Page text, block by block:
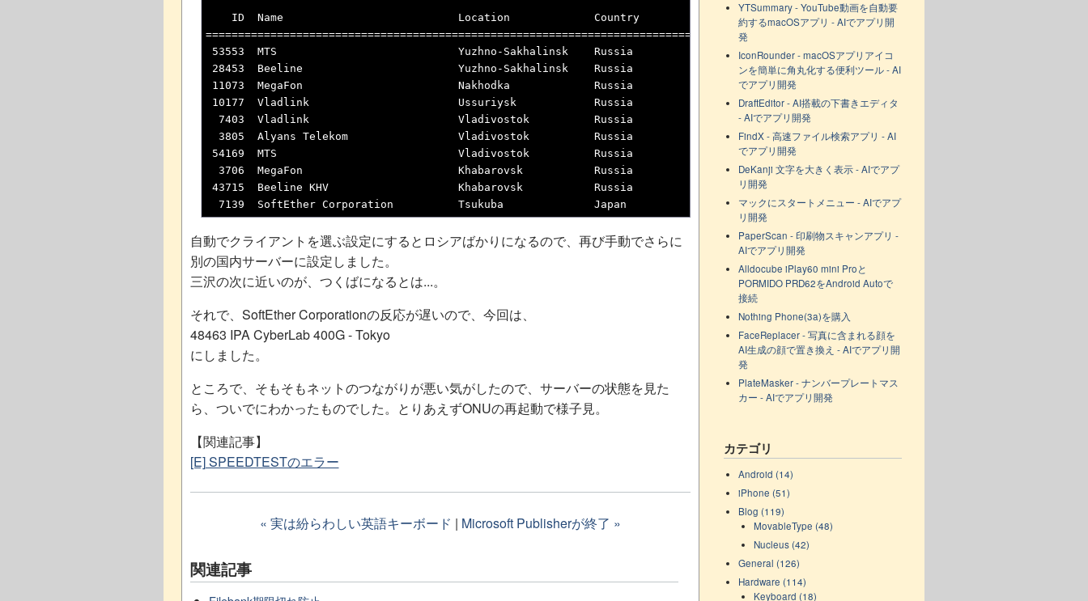
    ID  Name                           Location             Country
==============================================================================
53553  MTS                            Yuzhno-Sakhalinsk    Russia
28453  Beeline                        Yuzhno-Sakhalinsk    Russia
11073  MegaFon                        Nakhodka             Russia
10177  Vladlink                       Ussuriysk            Russia
  7403  Vladlink                       Vladivostok          Russia
  3805  Alyans Telekom                 Vladivostok          Russia
54169  MTS                            Vladivostok          Russia
  3706  MegaFon                        Khabarovsk           Russia
43715  Beeline KHV                    Khabarovsk           Russia
  7139  SoftEther Corporation          Tsukuba              Japan
自動でクライアントを選ぶ設定にするとロシアばかりになるので、再び手動でさらに
別の国内サーバーに設定しました。
三沢の次に近いのが、つくばになるとは...。
それで、SoftEther Corporationの反応が遅いので、今回は、
48463 IPA CyberLab 400G - Tokyo
にしました。
ところで、そもそもネットのつながりが悪い気がしたので、サーバーの状態を見た
ら、ついでにわかったものでした。とりあえずONUの再起動で様子見。
【関連記事】
[E] SPEEDTESTのエラー
« 実は紛らわしい英語キーボード | Microsoft Publisherが終了 »
関連記事
YTSummary - YouTube動画を自動要
約するmacOSアプリ - AIでアプリ開
発
IconRounder - macOSアプリアイコ
ンを簡単に角丸化する便利ツール - AI
でアプリ開発
DraftEditor - AI搭載の下書きエディタ
- AIでアプリ開発
FindX - 高速ファイル検索アプリ - AI
でアプリ開発
DeKanji 文字を大きく表示 - AIでアプ
リ開発
マックにスタートメニュー - AIでアプ
リ開発
PaperScan - 印刷物スキャンアプリ -
AIでアプリ開発
Alldocube iPlay60 mini Proと
PORMIDO PRD62をAndroid Autoで
接続
Nothing Phone(3a)を購入
FaceReplacer - 写真に含まれる顔を
AI生成の顔で置き換え - AIでアプリ開
発
PlateMasker - ナンバープレートマス
カー - AIでアプリ開発
カテゴリ
Android (14)
iPhone (51)
Blog (119)
MovableType (48)
Nucleus (42)
General (126)
Hardware (114)
Keyboard (18)